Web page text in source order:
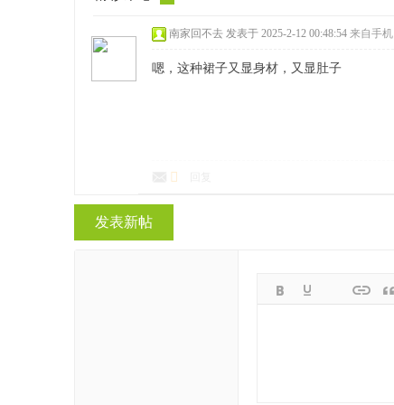
南家回不去 发表于 2025-2-12 00:48:54 来自手机
嗯，这种裙子又显身材，又显肚子
发表新帖